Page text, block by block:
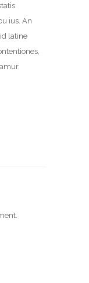
ius. An
latine